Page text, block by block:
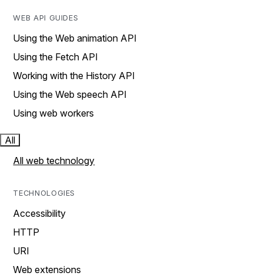
WEB API GUIDES
Using the Web animation API
Using the Fetch API
Working with the History API
Using the Web speech API
Using web workers
All
All web technology
TECHNOLOGIES
Accessibility
HTTP
URI
Web extensions